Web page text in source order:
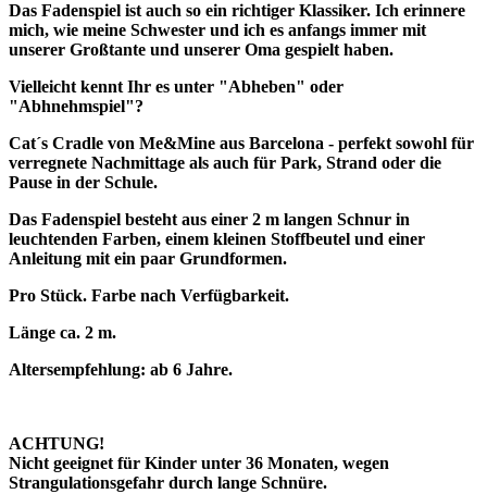
Das Fadenspiel ist auch so ein richtiger Klassiker. Ich erinnere
mich, wie meine Schwester und ich es anfangs immer mit
unserer Großtante und unserer Oma gespielt haben.
Vielleicht kennt Ihr es unter "Abheben" oder
"Abhnehmspiel"?
Cat´s Cradle von Me&Mine aus Barcelona - perfekt sowohl für
verregnete Nachmittage als auch für Park, Strand oder die
Pause in der Schule.
Das Fadenspiel besteht aus einer 2 m langen Schnur in
leuchtenden Farben, einem kleinen Stoffbeutel und einer
Anleitung mit ein paar Grundformen.
Pro Stück. Farbe nach Verfügbarkeit.
Länge ca. 2 m.
Altersempfehlung: ab 6 Jahre.
ACHTUNG!
Nicht geeignet für Kinder unter 36 Monaten, wegen
Strangulationsgefahr durch lange Schnüre.